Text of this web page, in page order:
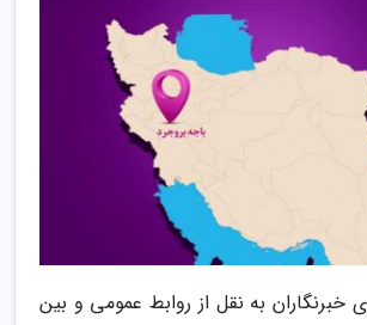
خبرنگاران به نقل از روابط عمومی و بین